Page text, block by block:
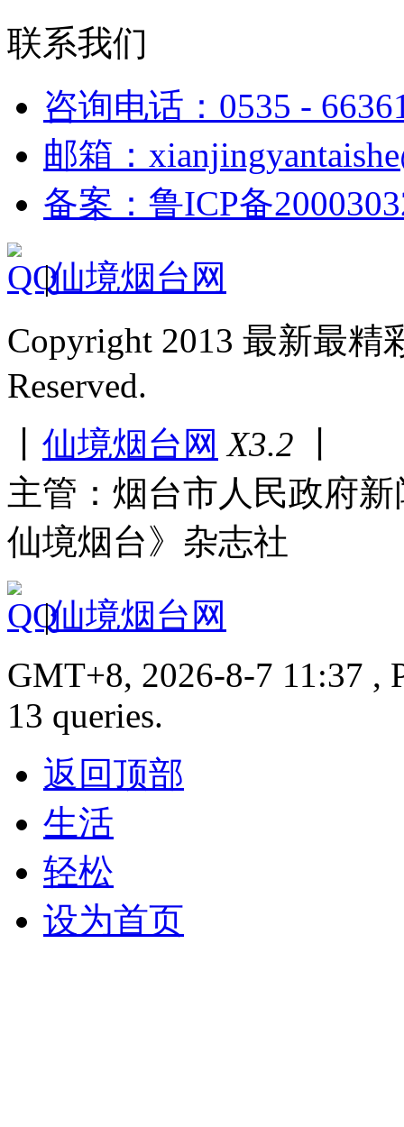
联系我们
咨询电话：0535 -
邮箱：
备案：鲁ICP备
|仙境烟台网
Copyright 2013 最新最
Reserved.
仙境烟台网 X3.2
主管：烟台市人民政府
仙境烟台》杂志社
|仙境烟台网
GMT+8, 2026-8-7 11:37 ,
13 queries.
返回顶部
生活
轻松
设为首页